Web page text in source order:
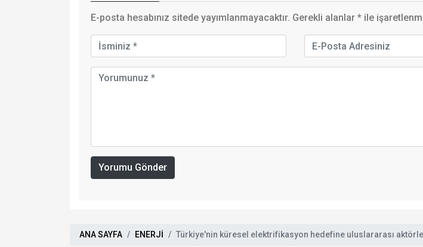
E-posta hesabınız sitede yayımlanmayacaktır. Gerekli alanlar * ile
Yorumu Gönder
ANA SAYFA ENERJİ Türkiye'nin küresel elektrifikasyon hedefine uluslararası